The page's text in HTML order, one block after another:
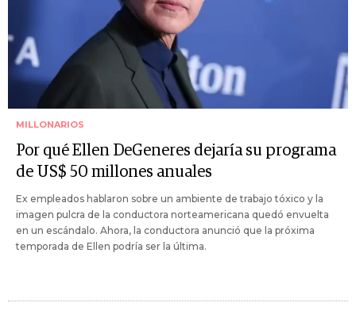
MILLONARIOS
Por qué Ellen DeGeneres dejaría su programa
de US$ 50 millones anuales
Ex empleados hablaron sobre un ambiente de trabajo tóxico y la
imagen pulcra de la conductora norteamericana quedó envuelta
en un escándalo. Ahora, la conductora anunció que la próxima
temporada de Ellen podría ser la última.